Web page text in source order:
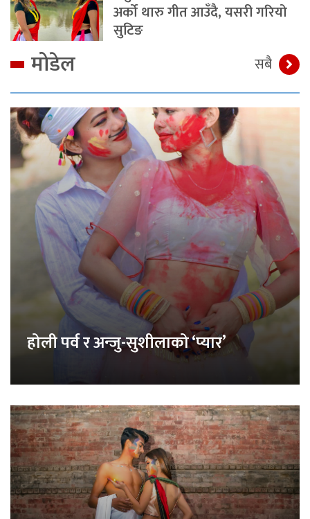
अर्को थारु गीत आउँदै, यसरी गरियो
सुटिङ
मोडेल सबै
होली पर्व र अन्जु-सुशीलाको ‘प्यार’